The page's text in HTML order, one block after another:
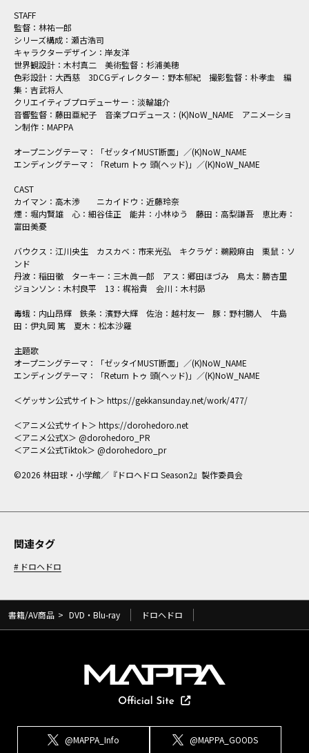
STAFF
監督：林祐一郎
シリーズ構成：瀬古浩司
キャラクターデザイン：岸友洋
世界観設計：木村真二 美術監督：杉浦美穂
色彩設計：大西慈 3DCGディレクター：野本郁紀 撮影監督：朴孝圭 編
集：吉武将人
クリエイティブプロデューサー：淡輪雄介
音響監督：藤田亜紀子 音楽プロデュース：(K)NoW_NAME アニメーショ
ン制作：MAPPA
オープニングテーマ：「ゼッタイMUST断面」／(K)NoW_NAME
エンディングテーマ：「Return トゥ 頭(ヘッド)」／(K)NoW_NAME
CAST
カイマン：高木渉 ニカイドウ：近藤玲奈
煙：堀内賢雄 心：細谷佳正 能井：小林ゆう 藤田：高梨謙吾 恵比寿：
富田美憂
バウクス：江川央生 カスカベ：市来光弘 キクラゲ：鵜殿麻由 栗鼠：ソ
ンド
丹波：稲田徹 ターキー：三木眞一郎 アス：郷田ほづみ 鳥太：勝杏里
ジョンソン：木村良平 13：梶裕貴 会川：木村昴
毒蛾：内山昂輝 鉄条：濱野大輝 佐治：越村友一 豚：野村勝人 牛島
田：伊丸岡 篤 夏木：松本沙羅
主題歌
オープニングテーマ：「ゼッタイMUST断面」／(K)NoW_NAME
エンディングテーマ：「Return トゥ 頭(ヘッド)」／(K)NoW_NAME
＜ゲッサン公式サイト＞ https://gekkansunday.net/work/477/
＜アニメ公式サイト＞ https://dorohedoro.net
＜アニメ公式X＞ @dorohedoro_PR
＜アニメ公式Tiktok＞ @dorohedoro_pr
©2026 林田球・小学館／『ドロヘドロ Season2』製作委員会
関連タグ
ドロヘドロ
書籍/AV商品 > DVD・Blu-ray ドロヘドロ
@MAPPA_Info @MAPPA_GOODS